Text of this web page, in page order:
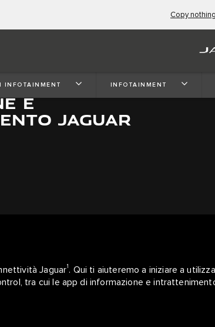
Copy
INFOTAINMENT INFOTAINMENT
TUO SISTEMA DI
E
JAGUAR
Jaguar1 . Qui ti aiuteremo a iniziare a
tra cui le app di informazione e